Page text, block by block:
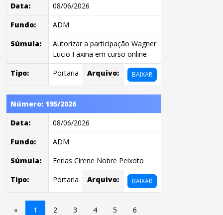
Data:
08/06/2026
Fundo:
ADM
Súmula:
Autorizar a participação Wagner
Lucio Faxina em curso online
Tipo:
Portaria Arquivo: BAIXAR
Número: 195/2026
Data:
08/06/2026
Fundo:
ADM
Súmula:
Ferias Cirene Nobre Peixoto
Tipo:
Portaria Arquivo: BAIXAR
« 1 2 3 4 5
6